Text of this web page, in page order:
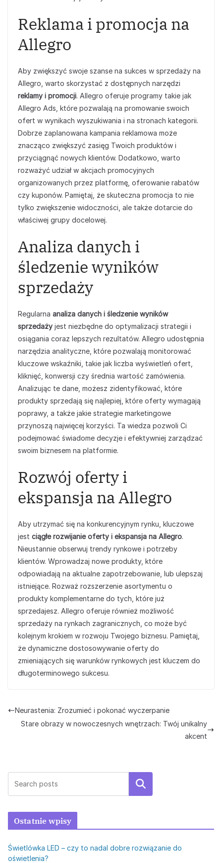
Reklama i promocja na
Allegro
Aby zwiększyć swoje szanse na sukces w sprzedaży na
Allegro, warto skorzystać z dostępnych narzędzi
reklamy i promocji. Allegro oferuje programy takie jak
Allegro Ads, które pozwalają na promowanie swoich
ofert w wynikach wyszukiwania i na stronach kategorii.
Dobrze zaplanowana kampania reklamowa może
znacząco zwiększyć zasięg Twoich produktów i
przyciągnąć nowych klientów. Dodatkowo, warto
rozważyć udział w akcjach promocyjnych
organizowanych przez platformę, oferowanie rabatów
czy kuponów. Pamiętaj, że skuteczna promocja to nie
tylko zwiększenie widoczności, ale także dotarcie do
właściwej grupy docelowej.
Analiza danych i
śledzenie wyników
sprzedaży
Regularna analiza danych i śledzenie wyników
sprzedaży jest niezbędne do optymalizacji strategii i
osiągania coraz lepszych rezultatów. Allegro udostępnia
narzędzia analityczne, które pozwalają monitorować
kluczowe wskaźniki, takie jak liczba wyświetleń ofert,
kliknięć, konwersji czy średnia wartość zamówienia.
Analizując te dane, możesz zidentyfikować, które
produkty sprzedają się najlepiej, które oferty wymagają
poprawy, a także jakie strategie marketingowe
przynoszą najwięcej korzyści. Ta wiedza pozwoli Ci
podejmować świadome decyzje i efektywniej zarządzać
swoim biznesem na platformie.
Rozwój oferty i
ekspansja na Allegro
Aby utrzymać się na konkurencyjnym rynku, kluczowe
jest ciągłe rozwijanie oferty i ekspansja na Allegro.
Nieustannie obserwuj trendy rynkowe i potrzeby
klientów. Wprowadzaj nowe produkty, które
odpowiadają na aktualne zapotrzebowanie, lub ulepszaj
istniejące. Rozważ rozszerzenie asortymentu o
produkty komplementarne do tych, które już
sprzedajesz. Allegro oferuje również możliwość
sprzedaży na rynkach zagranicznych, co może być
kolejnym krokiem w rozwoju Twojego biznesu. Pamiętaj,
że dynamiczne dostosowywanie oferty do
zmieniających się warunków rynkowych jest kluczem do
długoterminowego sukcesu.
Neurastenia: Zrozumieć i pokonać wyczerpanie
Stare obrazy w nowoczesnych wnętrzach: Twój unikalny
akcent
Szukaj
Ostatnie wpisy
Świetlówka LED – czy to nadal dobre rozwiązanie do
oświetlenia?